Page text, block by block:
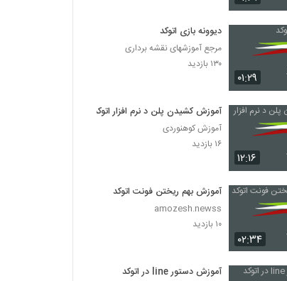
۰۱:۲۹
دیوونه بازی اتوکد
مرجع آموزشهای نقشه برداری
۱۳۰ بازدید
۱۲:۱۶
آموزش کشیدن پلن د نرم افزار اتوکد
آموزش کوهنوردی
۱۶ بازدید
۰۲:۳۴
آموزش بهم ریختن فونت اتوکد
amozesh.newss
۱۰ بازدید
آموزش دستور line در اتوکد